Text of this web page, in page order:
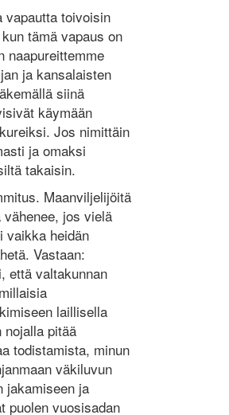
vapautta toivoisin
tämä vapaus on
naapureittemme
ja kansalaisten
siinä
käymään
Jos nimittäin
ja omaksi
takaisin.
Maanviljelijöitä
jos vielä
vaikka heidän
Vastaan:
että valtakunnan
laillisella
pitää
todistamista, minun
väkiluvun
jakamiseen ja
puolen vuosisadan